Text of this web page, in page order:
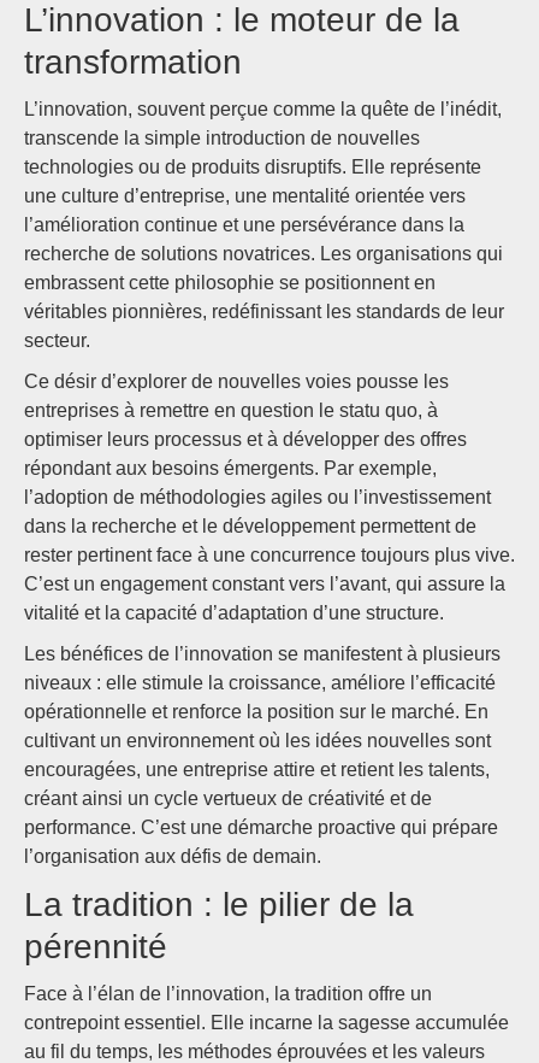
L’innovation : le moteur de la
transformation
L’innovation, souvent perçue comme la quête de l’inédit,
transcende la simple introduction de nouvelles
technologies ou de produits disruptifs. Elle représente
une culture d’entreprise, une mentalité orientée vers
l’amélioration continue et une persévérance dans la
recherche de solutions novatrices. Les organisations qui
embrassent cette philosophie se positionnent en
véritables pionnières, redéfinissant les standards de leur
secteur.
Ce désir d’explorer de nouvelles voies pousse les
entreprises à remettre en question le statu quo, à
optimiser leurs processus et à développer des offres
répondant aux besoins émergents. Par exemple,
l’adoption de méthodologies agiles ou l’investissement
dans la recherche et le développement permettent de
rester pertinent face à une concurrence toujours plus vive.
C’est un engagement constant vers l’avant, qui assure la
vitalité et la capacité d’adaptation d’une structure.
Les bénéfices de l’innovation se manifestent à plusieurs
niveaux : elle stimule la croissance, améliore l’efficacité
opérationnelle et renforce la position sur le marché. En
cultivant un environnement où les idées nouvelles sont
encouragées, une entreprise attire et retient les talents,
créant ainsi un cycle vertueux de créativité et de
performance. C’est une démarche proactive qui prépare
l’organisation aux défis de demain.
La tradition : le pilier de la
pérennité
Face à l’élan de l’innovation, la tradition offre un
contrepoint essentiel. Elle incarne la sagesse accumulée
au fil du temps, les méthodes éprouvées et les valeurs